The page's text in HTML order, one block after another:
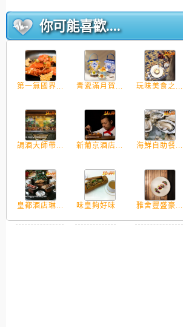
你可能喜歡....
第一無國界... 青瓷滿月賀... 玩味美食之...
調酒大師帶... 新葡京酒店... 海鮮自助餐...
皇都酒店琳... 味皇夠好味 雅舍豐盛豪...